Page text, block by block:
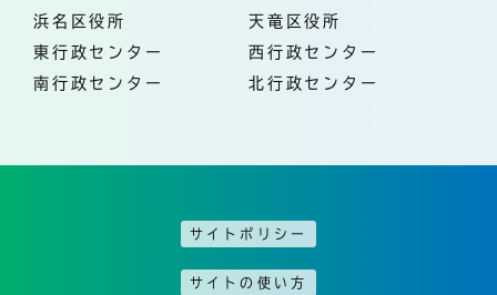
浜名区役所
天竜区役所
東行政センター
西行政センター
南行政センター
北行政センター
サイトポリシー
サイトの使い方